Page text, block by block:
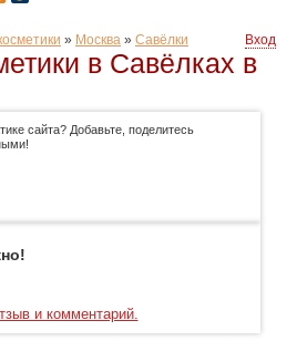
» Москва » Савёлки Вход
в Савёлках в
сайта? Добавьте, поделитесь
и комментарий.